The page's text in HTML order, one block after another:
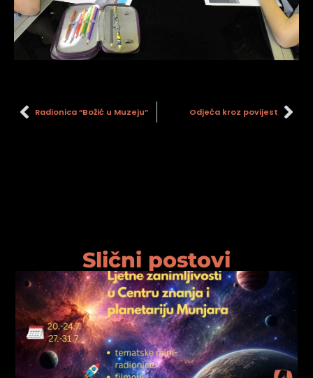
Radionica “Božić u Muzeju” Odjeća kroz povijest
Slični postovi